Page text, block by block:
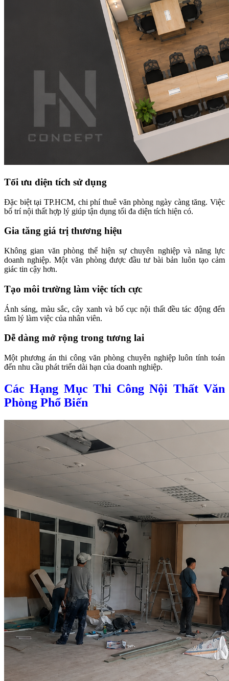
Tối ưu diện tích sử dụng
Đặc biệt tại TP.HCM, chi phí thuê văn phòng ngày càng tăng. Việc
bố trí nội thất hợp lý giúp tận dụng tối đa diện tích hiện có.
Gia tăng giá trị thương hiệu
Không gian văn phòng thể hiện sự chuyên nghiệp và năng lực
doanh nghiệp. Một văn phòng được đầu tư bài bản luôn tạo cảm
giác tin cậy hơn.
Tạo môi trường làm việc tích cực
Ánh sáng, màu sắc, cây xanh và bố cục nội thất đều tác động đến
tâm lý làm việc của nhân viên.
Dễ dàng mở rộng trong tương lai
Một phương án thi công văn phòng chuyên nghiệp luôn tính toán
đến nhu cầu phát triển dài hạn của doanh nghiệp.
Các Hạng Mục Thi Công Nội Thất Văn
Phòng Phổ Biến